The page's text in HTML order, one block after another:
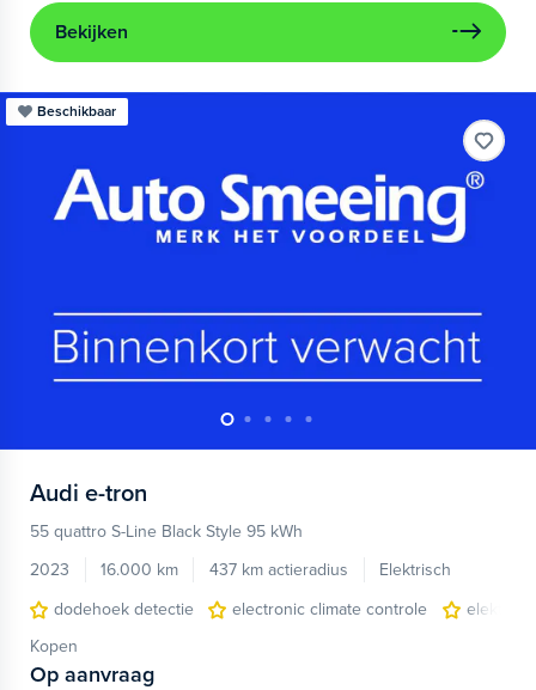
Bekijken
Beschikbaar
Audi e-tron
55 quattro S-Line Black Style 95 kWh
2023
16.000 km 437 km actieradius
Elektrisch
dodehoek detectie
electronic climate controle
Kopen
Op aanvraag